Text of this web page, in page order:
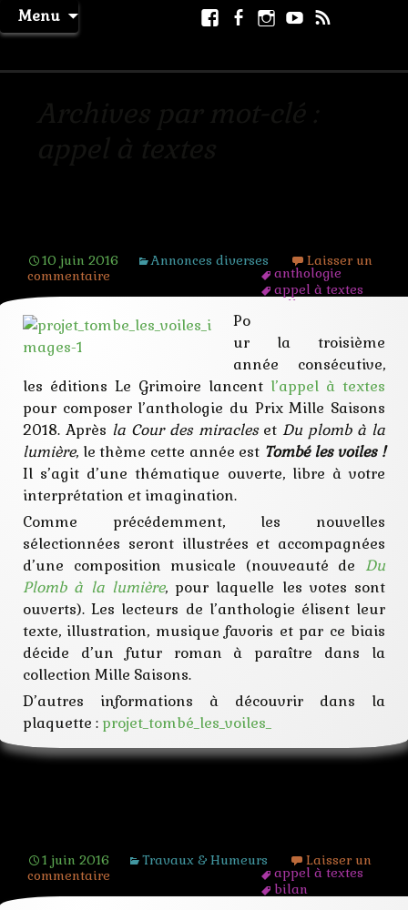
Menu
Aller
au
Facebook
Facebook
page
Instagram
Youtube
10 juin 2016 Annonces diverses
anthologie
appel à textes
collection
interactif
lecteur
musique
nouvelle
prix
votes
Laisser un
commentaire
Po
ur la troisième
année consécutive,
les éditions Le Grimoire lancent l’appel à textes
pour composer l’anthologie du Prix Mille Saisons
2018. Après la Cour des miraclesetDu plomb à la
lumière, le thème cette année est Tombé les voiles !
Il s’agit d’une thématique ouverte, libre à votre
interprétation et imagination.
Comme précédemment, les nouvelles
sélectionnées seront illustrées et accompagnées
d’une composition musicale (nouveauté de Du
Plomb à la lumière, pour laquelle les votes sont
ouverts). Les lecteurs de l’anthologie élisent leur
texte, illustration, musique favoris et par ce biais
décide d’un futur roman à paraître dans la
collection Mille Saisons.
D’autres informations à découvrir dans la
plaquette : projet_tombé_les_voiles_
1 juin 2016 Travaux & Humeurs
appel à textes
bilan
Laisser un
commentaire